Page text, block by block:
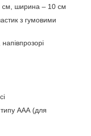
см, ширина – 10 см
з гумовими
типу ААА (для